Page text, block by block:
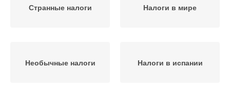
Странные налоги Налоги в мире
Необычные налоги Налоги в испании